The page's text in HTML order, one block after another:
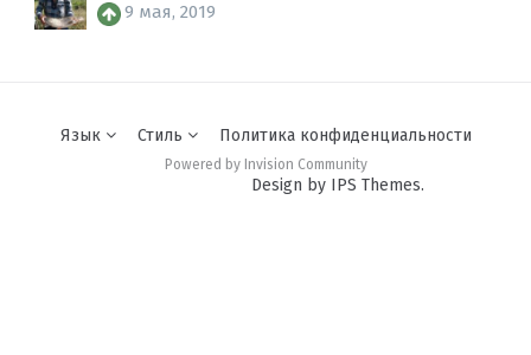
9 мая, 2019
Язык Стиль Политика конфиденциальности
Powered by Invision Community
Design by IPS Themes.